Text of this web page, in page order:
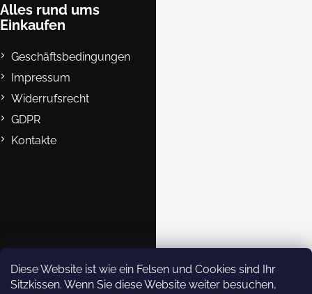
Diese Website ist wie ein Felsen und Cookies sind Ihr
Sitzkissen. Wenn Sie diese Website weiter besuchen,
e
i
l
Alles rund ums
Einkaufen
Geschäftsbedingungen
Impressum
Widerrufsrecht
GDPR
Kontakte
+420 412 704 161
Rock Empire s.r.o.
rockempire.readytoclimb